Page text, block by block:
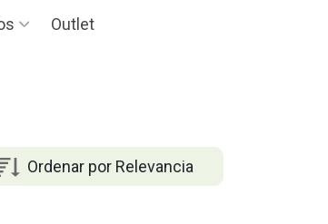
Outlet
Ordenar por Relevancia